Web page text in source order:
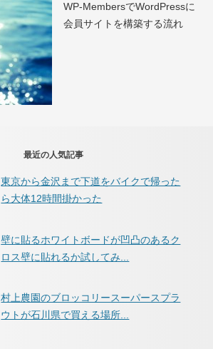
WP-MembersでWordPressに
会員サイトを構築する流れ
最近の人気記事
東京から金沢まで下道をバイクで帰った
ら大体12時間掛かった
壁に貼るホワイトボードが凹凸のあるク
ロス壁に貼れるか試してみ...
村上農園のブロッコリースーパースプラ
ウトが石川県で買える場所...